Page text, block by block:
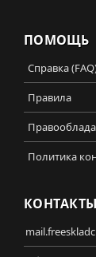
ПОМОЩЬ
Справка
Правила
Политика
КОНТАКТЫ